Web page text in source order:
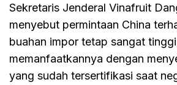
Sekretaris Jenderal Vinafruit
menyebut permintaan China
buahan impor tetap sangat
memanfaatkannya dengan
yang sudah tersertifikasi saat